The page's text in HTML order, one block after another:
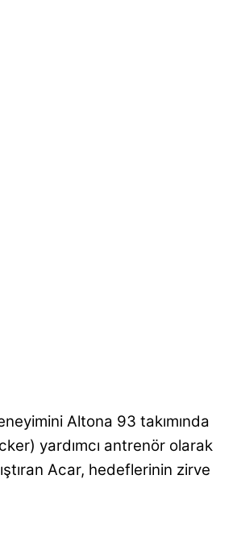
Altona 93 takımında
yardımcı antrenör olarak
Acar, hedeflerinin zirve